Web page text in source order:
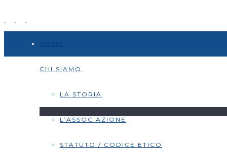
CHI SIAMO
LA STORIA
L’ASSOCIAZIONE
STATUTO / CODICE ETICO